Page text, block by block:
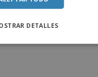
DETALLES